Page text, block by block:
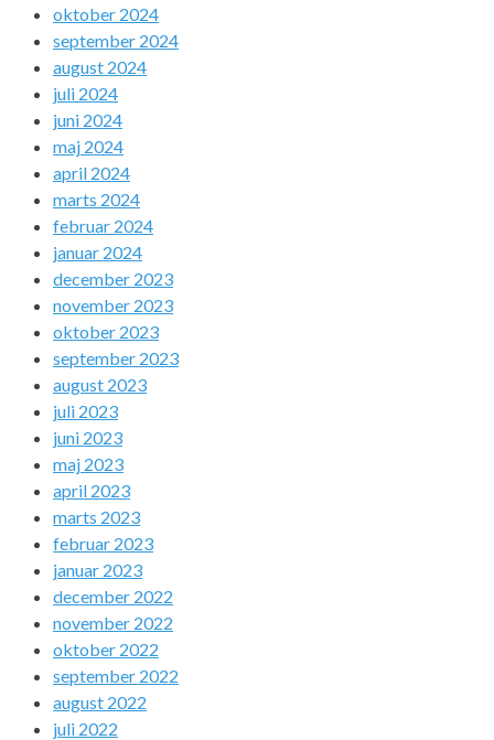
oktober 2024
september 2024
august 2024
juli 2024
juni 2024
maj 2024
april 2024
marts 2024
februar 2024
januar 2024
december 2023
november 2023
oktober 2023
september 2023
august 2023
juli 2023
juni 2023
maj 2023
april 2023
marts 2023
februar 2023
januar 2023
december 2022
november 2022
oktober 2022
september 2022
august 2022
juli 2022